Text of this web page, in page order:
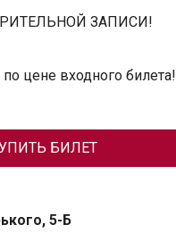
ЗАПИСИ!
цене входного билета!
БИЛЕТ
5-Б